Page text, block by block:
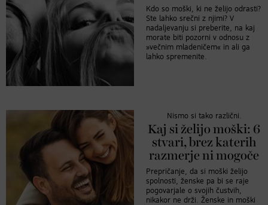
Kdo so moški, ki ne želijo odrasti?
Ste lahko srečni z njimi? V
nadaljevanju si preberite, na kaj
morate biti pozorni v odnosu z
»večnim mladeničem« in ali ga
lahko spremenite.
Nismo si tako različni.
Kaj si želijo moški: 6
stvari, brez katerih
razmerje ni mogoče
Prepričanje, da si moški želijo
spolnosti, ženske pa bi se raje
pogovarjale o svojih čustvih,
nikakor ne drži. Ženske in moški